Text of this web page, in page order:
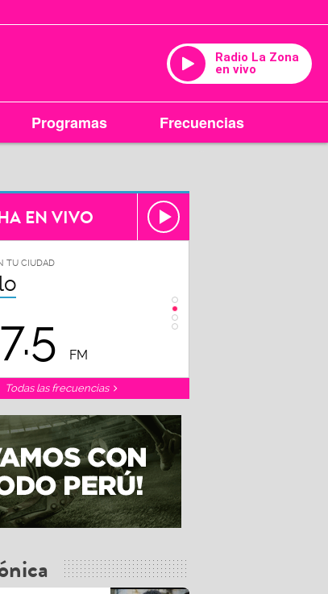
Radio La Zona
en vivo
Programas Frecuencias
EN VIVO
TU CIUDAD
FM 102.3
Todas las frecuencias